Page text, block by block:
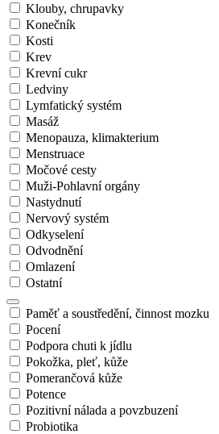
Klouby, chrupavky
Konečník
Kosti
Krev
Krevní cukr
Ledviny
Lymfatický systém
Masáž
Menopauza, klimakterium
Menstruace
Močové cesty
Muži-Pohlavní orgány
Nastydnutí
Nervový systém
Odkyselení
Odvodnění
Omlazení
Ostatní
Paměť a soustředění, činnost mozku
Pocení
Podpora chuti k jídlu
Pokožka, pleť, kůže
Pomerančová kůže
Potence
Pozitivní nálada a povzbuzení
Probiotika